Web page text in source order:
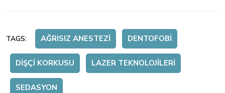
TAGS: AĞRISIZ ANESTEZI DENTOFOBI
DIŞÇI KORKUSU LAZER TEKNOLOJILERI
SEDASYON